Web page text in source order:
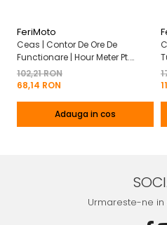
FeriMoto
Ceas | Contor De Ore De
Functionare | Hour Meter Pt.
Motor Pe Benzina 2T | 4T
102,21 RON
68,14 RON
Adauga in cos
Urmareste-ne